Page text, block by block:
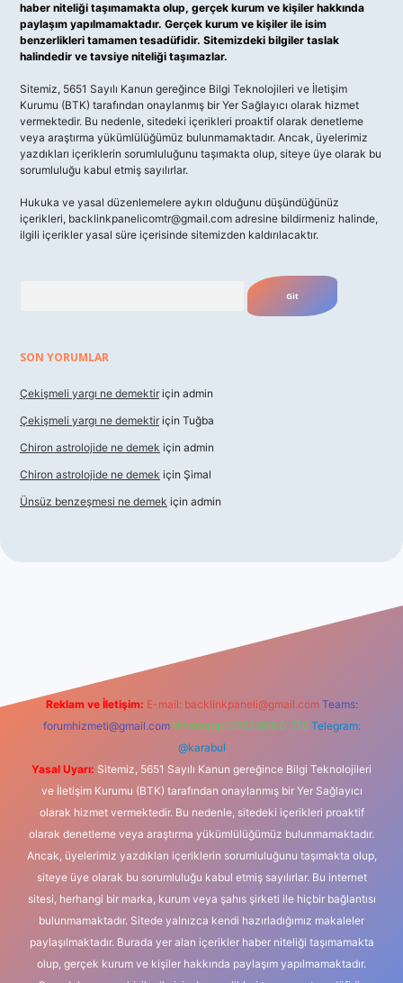
haber niteliği taşımamakta olup, gerçek kurum ve kişiler hakkında
paylaşım yapılmamaktadır. Gerçek kurum ve kişiler ile isim
benzerlikleri tamamen tesadüfidir. Sitemizdeki bilgiler taslak
halindedir ve tavsiye niteliği taşımazlar.
Sitemiz, 5651 Sayılı Kanun gereğince Bilgi Teknolojileri ve İletişim
Kurumu (BTK) tarafından onaylanmış bir Yer Sağlayıcı olarak hizmet
vermektedir. Bu nedenle, sitedeki içerikleri proaktif olarak denetleme
veya araştırma yükümlülüğümüz bulunmamaktadır. Ancak, üyelerimiz
yazdıkları içeriklerin sorumluluğunu taşımakta olup, siteye üye olarak bu
sorumluluğu kabul etmiş sayılırlar.
Hukuka ve yasal düzenlemelere aykırı olduğunu düşündüğünüz
içerikleri, backlinkpanelicomtr@gmail.com adresine bildirmeniz halinde,
ilgili içerikler yasal süre içerisinde sitemizden kaldırılacaktır.
SON YORUMLAR
Çekişmeli yargı ne demektir için admin
Çekişmeli yargı ne demektir için Tuğba
Chiron astrolojide ne demek için admin
Chiron astrolojide ne demek için Şimal
Ünsüz benzeşmesi ne demek için admin
Reklam ve İletişim: E-mail: backlinkpaneli@gmail.com Teams:
forumhizmeti@gmail.com Whatsapp: 0262 606 0 726 Telegram:
@karabul
Yasal Uyarı: Sitemiz, 5651 Sayılı Kanun gereğince Bilgi Teknolojileri
ve İletişim Kurumu (BTK) tarafından onaylanmış bir Yer Sağlayıcı
olarak hizmet vermektedir. Bu nedenle, sitedeki içerikleri proaktif
olarak denetleme veya araştırma yükümlülüğümüz bulunmamaktadır.
Ancak, üyelerimiz yazdıkları içeriklerin sorumluluğunu taşımakta olup,
siteye üye olarak bu sorumluluğu kabul etmiş sayılırlar. Bu internet
sitesi, herhangi bir marka, kurum veya şahıs şirketi ile hiçbir bağlantısı
bulunmamaktadır. Sitede yalnızca kendi hazırladığımız makaleler
paylaşılmaktadır. Burada yer alan içerikler haber niteliği taşımamakta
olup, gerçek kurum ve kişiler hakkında paylaşım yapılmamaktadır.